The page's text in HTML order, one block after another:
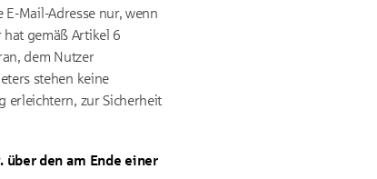
Mail-Adresse nur, wenn
hat gemäß Artikel 6
dem Nutzer
stehen keine
erleichtern, zur Sicherheit
den am Ende einer